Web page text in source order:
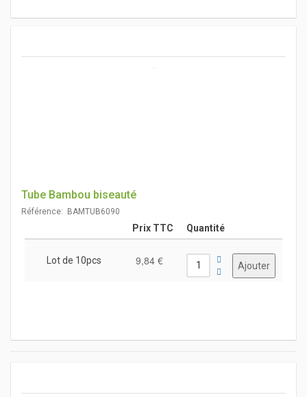
Tube Bambou biseauté
Référence: BAMTUB6090
Prix TTC Quantité
Lot de 10pcs 9,84 €